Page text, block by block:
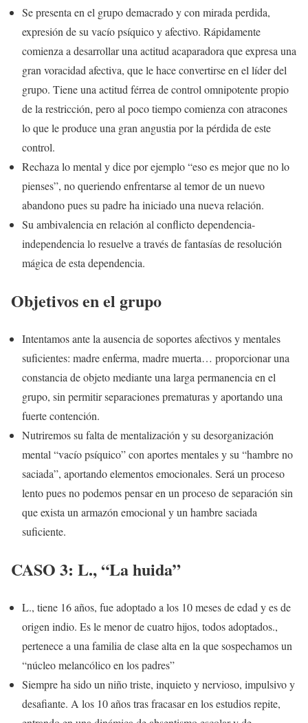
Se presenta en el grupo demacrado y con mirada perdida,
expresión de su vacío psíquico y afectivo. Rápidamente
comienza a desarrollar una actitud acaparadora que expresa una
gran voracidad afectiva, que le hace convertirse en el líder del
grupo. Tiene una actitud férrea de control omnipotente propio
de la restricción, pero al poco tiempo comienza con atracones
lo que le produce una gran angustia por la pérdida de este
control.
Rechaza lo mental y dice por ejemplo “eso es mejor que no lo
pienses”, no queriendo enfrentarse al temor de un nuevo
abandono pues su padre ha iniciado una nueva relación.
Su ambivalencia en relación al conflicto dependencia-
independencia lo resuelve a través de fantasías de resolución
mágica de esta dependencia.
Objetivos en el grupo
Intentamos ante la ausencia de soportes afectivos y mentales
suficientes: madre enferma, madre muerta… proporcionar una
constancia de objeto mediante una larga permanencia en el
grupo, sin permitir separaciones prematuras y aportando una
fuerte contención.
Nutriremos su falta de mentalización y su desorganización
mental “vacío psíquico” con aportes mentales y su “hambre no
saciada”, aportando elementos emocionales. Será un proceso
lento pues no podemos pensar en un proceso de separación sin
que exista un armazón emocional y un hambre saciada
suficiente.
CASO 3: L., “La huida”
L., tiene 16 años, fue adoptado a los 10 meses de edad y es de
origen indio. Es le menor de cuatro hijos, todos adoptados.,
pertenece a una familia de clase alta en la que sospechamos un
“núcleo melancólico en los padres”
Siempre ha sido un niño triste, inquieto y nervioso, impulsivo y
desafiante. A los 10 años tras fracasar en los estudios repite,